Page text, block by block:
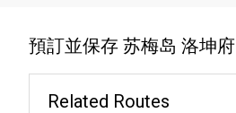
預訂並保存 苏梅岛 洛坤府
Related Routes